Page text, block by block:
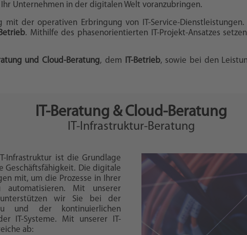
Unternehmen in der digitalen Welt voranzubringen.
mit der operativen Erbringung von IT-Service-
. Mithilfe des phasenorientierten IT-Projekt-Ansatzes
und Cloud-Beratung, dem IT-Betrieb, sowie bei den
IT-Beratung & Cloud-Beratung
IT-Infrastruktur-Beratung
Infrastruktur ist die Grundlage
Geschäftsfähigkeit. Die digitale
mit, um die Prozesse in Ihrer
Mit unserer
unterstützen wir Sie bei der
und der kontinuierlichen
IT-Systeme. Mit unserer IT-
ab: